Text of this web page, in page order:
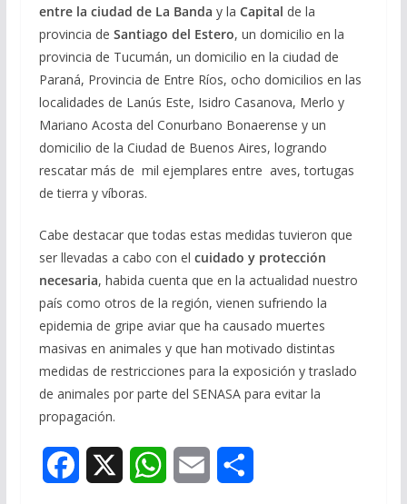
entre la ciudad de La Banda y la Capital de la
provincia de Santiago del Estero, un domicilio en la
provincia de Tucumán, un domicilio en la ciudad de
Paraná, Provincia de Entre Ríos, ocho domicilios en las
localidades de Lanús Este, Isidro Casanova, Merlo y
Mariano Acosta del Conurbano Bonaerense y un
domicilio de la Ciudad de Buenos Aires, logrando
rescatar más de mil ejemplares entre aves, tortugas
de tierra y víboras.
Cabe destacar que todas estas medidas tuvieron que
ser llevadas a cabo con el cuidado y protección
necesaria, habida cuenta que en la actualidad nuestro
país como otros de la región, vienen sufriendo la
epidemia de gripe aviar que ha causado muertes
masivas en animales y que han motivado distintas
medidas de restricciones para la exposición y traslado
de animales por parte del SENASA para evitar la
propagación.
W